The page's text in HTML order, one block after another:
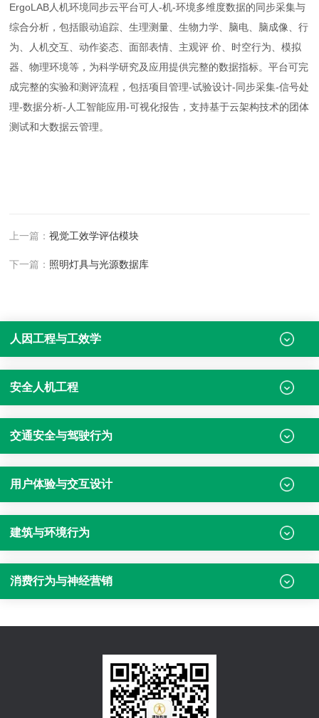
ErgoLAB人机环境同步云平台可人-机-环境多维度数据的同步采集与
综合分析，包括眼动追踪、生理测量、生物力学、脑电、脑成像、行
为、人机交互、动作姿态、面部表情、主观评 价、时空行为、模拟
器、物理环境等，为科学研究及应用提供完整的数据指标。平台可完
成完整的实验和测评流程，包括项目管理-试验设计-同步采集-信号处
理-数据分析-人工智能应用-可视化报告，支持基于云架构技术的团体
测试和大数据云管理。
上一篇：视觉工效学评估模块
下一篇： 照明灯具与光源数据库
人因工程与工效学
安全人机工程
交通安全与驾驶行为
用户体验与交互设计
建筑与环境行为
消费行为与神经营销